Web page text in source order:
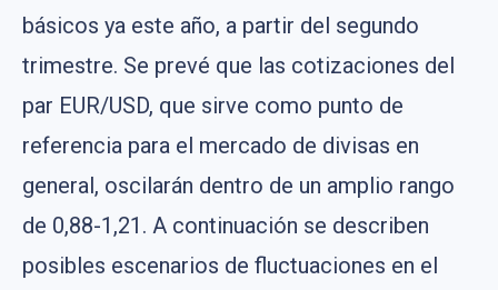
básicos ya este año, a partir del segundo
trimestre. Se prevé que las cotizaciones del
par EUR/USD, que sirve como punto de
referencia para el mercado de divisas en
general, oscilarán dentro de un amplio rango
de 0,88-1,21. A continuación se describen
posibles escenarios de fluctuaciones en el